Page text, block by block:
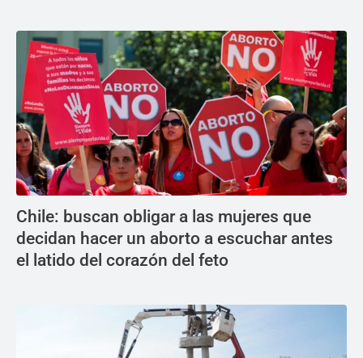
Chile: buscan obligar a las mujeres que
decidan hacer un aborto a escuchar antes
el latido del corazón del feto